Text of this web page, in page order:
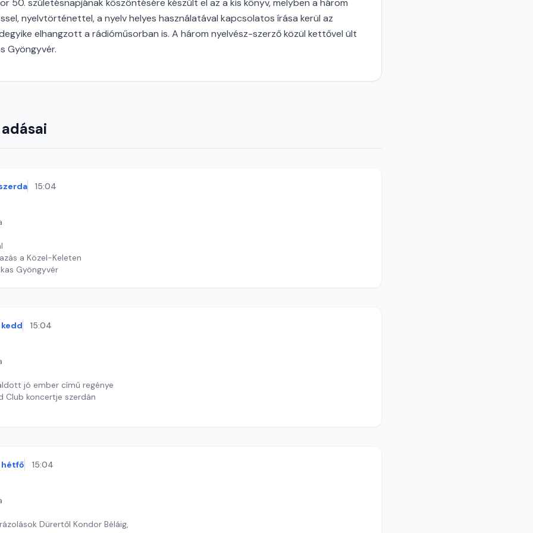
50. születésnapjának köszöntésére készült el az a kis könyv, melyben a három
nyelvtörténettel, a nyelv helyes használatával kapcsolatos írása kerül az
elhangzott a rádióműsorban is. A három nyelvész-szerző közül kettővel ült
Gyöngyvér.
15:04
a Közel-Keleten
Gyöngyvér
kedd 15:04
jó ember című regénye
Club koncertje szerdán
hétfő 15:04
Dürertől Kondor Béláig,